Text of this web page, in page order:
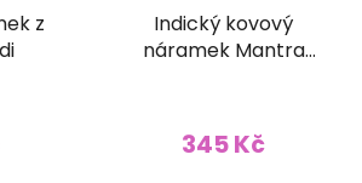
z
Indický kovový
náramek Mantra
345 Kč